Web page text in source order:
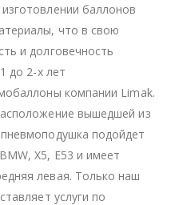
баллонов
что в свою
и долговечность
до 2-х лет
компании Limak.
вышедшей из
подойдет
X5, E53 и имеет
левая. Только наш
услуги по